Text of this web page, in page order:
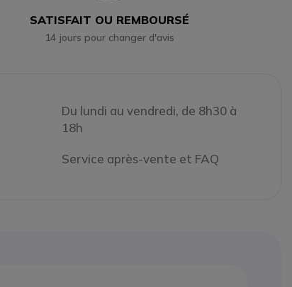
SATISFAIT OU REMBOURSÉ
14 jours pour changer d'avis
Du lundi au vendredi, de 8h30 à
18h
Service après-vente et FAQ